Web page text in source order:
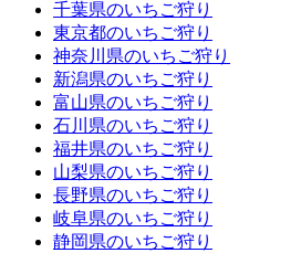
千葉県のいちご狩り
東京都のいちご狩り
神奈川県のいちご狩り
新潟県のいちご狩り
富山県のいちご狩り
石川県のいちご狩り
福井県のいちご狩り
山梨県のいちご狩り
長野県のいちご狩り
岐阜県のいちご狩り
静岡県のいちご狩り